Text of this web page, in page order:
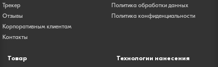
Трекер
Отзывы
Корпоративным клиентам
Контакты
Политика обработки данных
Политика конфиденциальности
Товар Технологии нанесения